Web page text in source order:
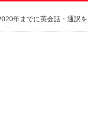
年までに英会話・通訳を